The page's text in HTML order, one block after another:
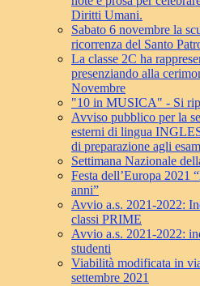
Diritti Umani.
Sabato 6 novembre la
ricorrenza del Santo
La classe 2C ha
presenziando alla
Novembre
"10 in MUSICA" - Si
Avviso pubblico per la
esterni di lingua
di preparazione agli
Settimana Nazionale
Festa dell’Europa 2021
anni”
Avvio a.s. 2021-2022:
classi PRIME
Avvio a.s. 2021-2022:
studenti
Viabilità modificata in
settembre 2021